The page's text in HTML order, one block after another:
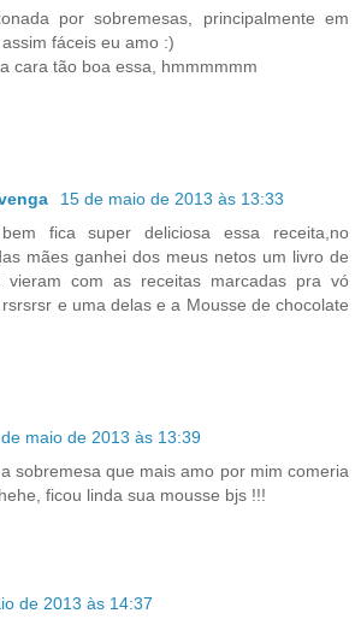
por sobremesas, principalmente em
fáceis eu amo :)
cara tão boa essa, hmmmmmm
15 de maio de 2013 às 13:33
fica super deliciosa essa receita,no
mães ganhei dos meus netos um livro de
vieram com as receitas marcadas pra vó
e uma delas e a Mousse de chocolate
maio de 2013 às 13:39
sobremesa que mais amo por mim comeria
ficou linda sua mousse bjs !!!
de 2013 às 14:37